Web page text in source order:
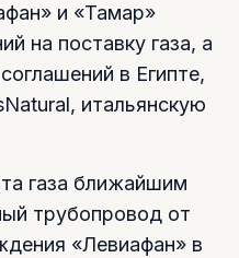
и «Тамар»
на поставку газа, а
в Египте,
итальянскую
газа ближайшим
трубопровод от
«Левиафан» в